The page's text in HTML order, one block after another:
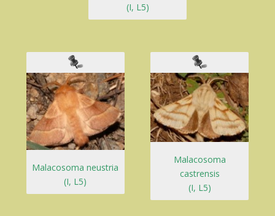
(I, L5)
Malacosoma neustria
(I, L5)
Malacosoma
castrensis
(I, L5)